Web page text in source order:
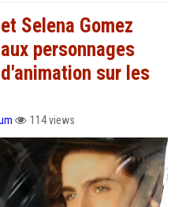
Selena Gomez
personnages
sur les
114 views